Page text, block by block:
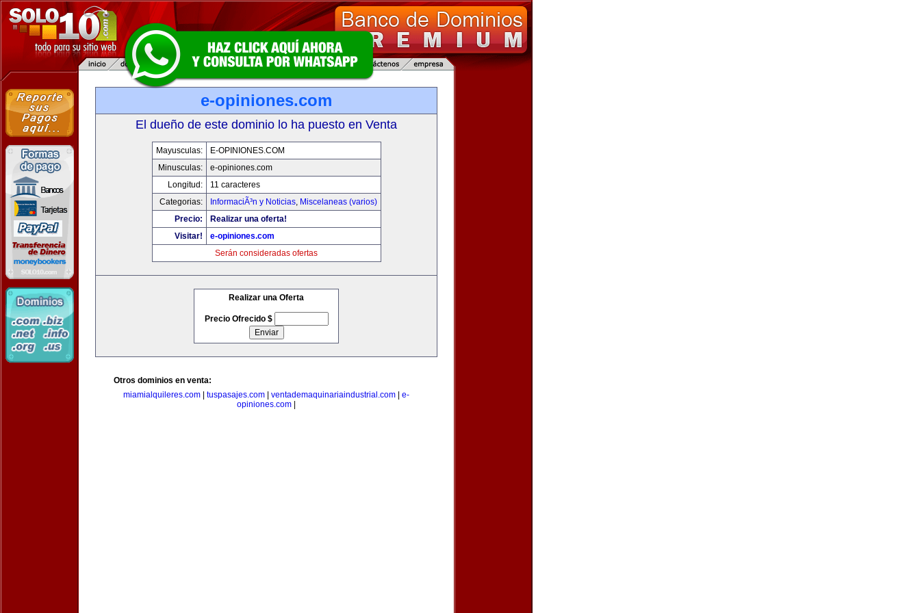
e-opiniones.com
El dueño de este dominio lo ha puesto en Venta
Mayusculas:
E-OPINIONES.COM
Minusculas:
e-opiniones.com
Longitud:
11 caracteres
Categorias:
InformaciÃ³n y Noticias, Miscelaneas (varios)
Precio:
Realizar una oferta!
Visitar!
e-opiniones.com
Serán consideradas ofertas
Realizar una Oferta
Precio Ofrecido $
Otros dominios en venta:
miamialquileres.com
tuspasajes.com ventademaquinariaindustrial.com
e-
opiniones.com